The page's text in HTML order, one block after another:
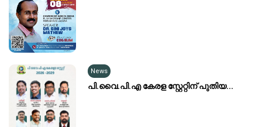
News
പി.വൈ.പി.എ കേരള സ്റ്റേറ്റിന് പുതിയ...